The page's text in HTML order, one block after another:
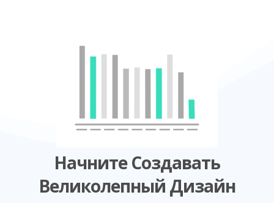
Начните Создавать
Великолепный Дизайн